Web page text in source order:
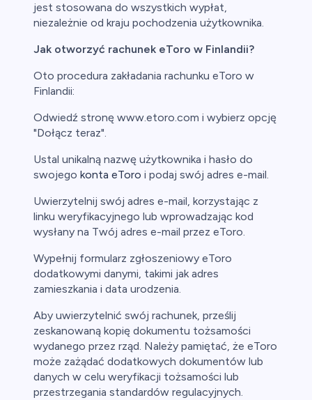
jest stosowana do wszystkich wypłat,
niezależnie od kraju pochodzenia użytkownika.
Jak otworzyć rachunek eToro w Finlandii?
Oto procedura zakładania rachunku eToro w
Finlandii:
Odwiedź stronę www.etoro.com i wybierz opcję
"Dołącz teraz".
Ustal unikalną nazwę użytkownika i hasło do
swojego konta eToro i podaj swój adres e-mail.
Uwierzytelnij swój adres e-mail, korzystając z
linku weryfikacyjnego lub wprowadzając kod
wysłany na Twój adres e-mail przez eToro.
Wypełnij formularz zgłoszeniowy eToro
dodatkowymi danymi, takimi jak adres
zamieszkania i data urodzenia.
Aby uwierzytelnić swój rachunek, prześlij
zeskanowaną kopię dokumentu tożsamości
wydanego przez rząd. Należy pamiętać, że eToro
może zażądać dodatkowych dokumentów lub
danych w celu weryfikacji tożsamości lub
przestrzegania standardów regulacyjnych.